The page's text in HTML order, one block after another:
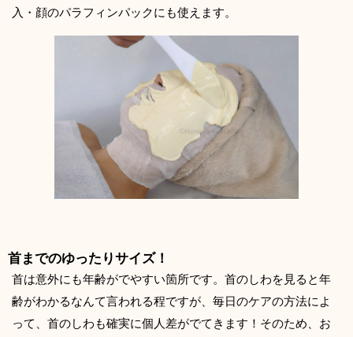
入・顔のパラフィンパックにも使えます。
首までのゆったりサイズ！
首は意外にも年齢がでやすい箇所です。首のしわを見ると年
齢がわかるなんて言われる程ですが、毎日のケアの方法によ
って、首のしわも確実に個人差がでてきます！そのため、お